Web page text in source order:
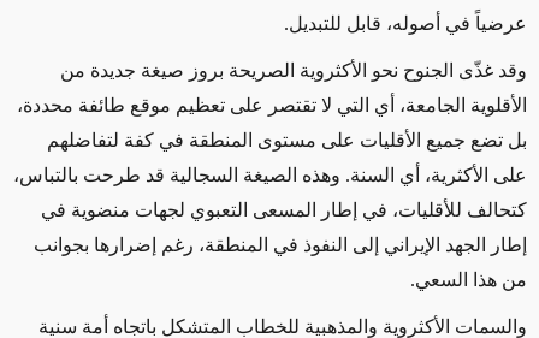
عرضياً في أصوله، قابل للتبديل.
وقد غذّى الجنوح نحو الأكثروية الصريحة بروز صيغة جديدة من
الأقلوية الجامعة، أي التي لا تقتصر على تعظيم موقع طائفة محددة،
بل تضع جميع الأقليات على مستوى المنطقة في كفة لتفاضلهم
على الأكثرية، أي السنة. وهذه الصيغة السجالية قد طرحت بالتباس،
كتحالف للأقليات، في إطار المسعى التعبوي لجهات منضوية في
إطار الجهد الإيراني إلى النفوذ في المنطقة، رغم إضرارها بجوانب
من هذا السعي.
والسمات الأكثروية والمذهبية للخطاب المتشكل باتجاه أمة سنية